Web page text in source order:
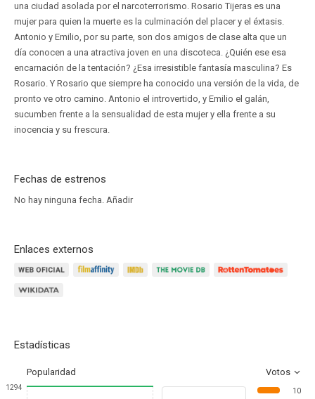
una ciudad asolada por el narcoterrorismo. Rosario Tijeras es una
mujer para quien la muerte es la culminación del placer y el éxtasis.
Antonio y Emilio, por su parte, son dos amigos de clase alta que un
día conocen a una atractiva joven en una discoteca. ¿Quién ese esa
encarnación de la tentación? ¿Esa irresistible fantasía masculina? Es
Rosario. Y Rosario que siempre ha conocido una versión de la vida, de
pronto ve otro camino. Antonio el introvertido, y Emilio el galán,
sucumben frente a la sensualidad de esta mujer y ella frente a su
inocencia y su frescura.
Fechas de estrenos
No hay ninguna fecha. Añadir
Enlaces externos
Estadísticas
Popularidad Votos
1294
10